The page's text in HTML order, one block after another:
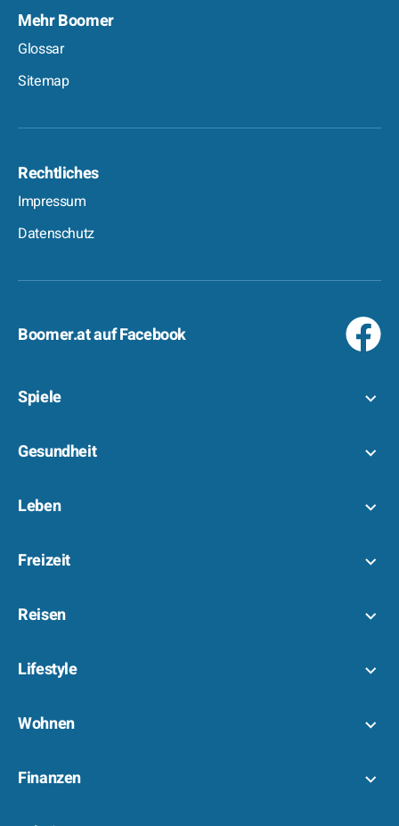
Mehr Boomer
Glossar
Sitemap
Rechtliches
Impressum
Datenschutz
Boomer.at auf Facebook
Spiele
Gesundheit
Leben
Freizeit
Reisen
Lifestyle
Wohnen
Finanzen